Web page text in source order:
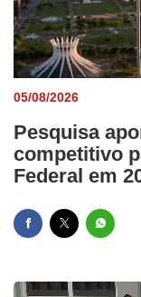
05/08/2026
Pesquisa
competitivo
Federal em